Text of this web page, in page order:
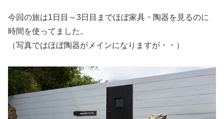
今回の旅は1日目～3日目までほぼ家具・陶器を見るのに
時間を使ってました。
（写真ではほぼ陶器がメインになりますが・・）